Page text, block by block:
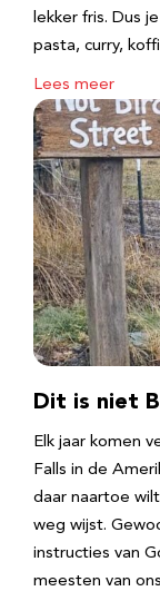
lekker fris. Dus
pasta, curry,
Lees meer
Dit is niet
Elk jaar komen
Falls in de
daar naartoe
weg wijst.
instructies van
meesten van